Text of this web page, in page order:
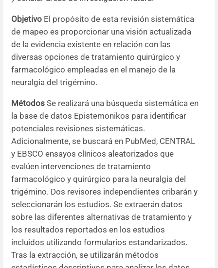
Objetivo El propósito de esta revisión sistemática
de mapeo es proporcionar una visión actualizada
de la evidencia existente en relación con las
diversas opciones de tratamiento quirúrgico y
farmacológico empleadas en el manejo de la
neuralgia del trigémino.
Métodos Se realizará una búsqueda sistemática en
la base de datos Epistemonikos para identificar
potenciales revisiones sistemáticas.
Adicionalmente, se buscará en PubMed, CENTRAL
y EBSCO ensayos clínicos aleatorizados que
evalúen intervenciones de tratamiento
farmacológico y quirúrgico para la neuralgia del
trigémino. Dos revisores independientes cribarán y
seleccionarán los estudios. Se extraerán datos
sobre las diferentes alternativas de tratamiento y
los resultados reportados en los estudios
incluidos utilizando formularios estandarizados.
Tras la extracción, se utilizarán métodos